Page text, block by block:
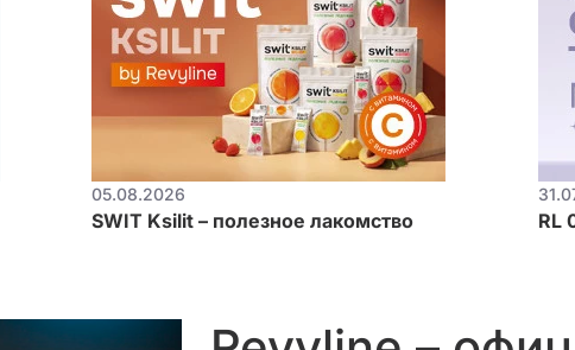
05.08.2026
SWIT Ksilit – полезное лакомство RL